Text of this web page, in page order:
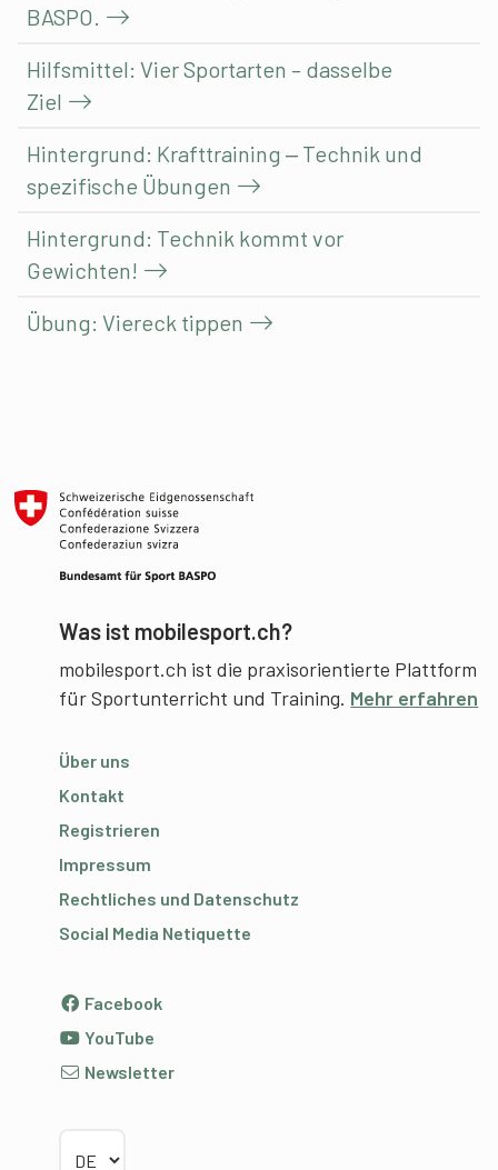
BASPO.
Hilfsmittel: Vier Sportarten – dasselbe
Ziel
Hintergrund: Krafttraining ‒ Technik und
spezifische Übungen
Hintergrund: Technik kommt vor
Gewichten!
Übung: Viereck tippen
Was ist mobilesport.ch?
mobilesport.ch ist die praxisorientierte Plattform
für Sportunterricht und Training. Mehr erfahren
Über uns
Kontakt
Registrieren
Impressum
Rechtliches und Datenschutz
Social Media Netiquette
Facebook
YouTube
Newsletter